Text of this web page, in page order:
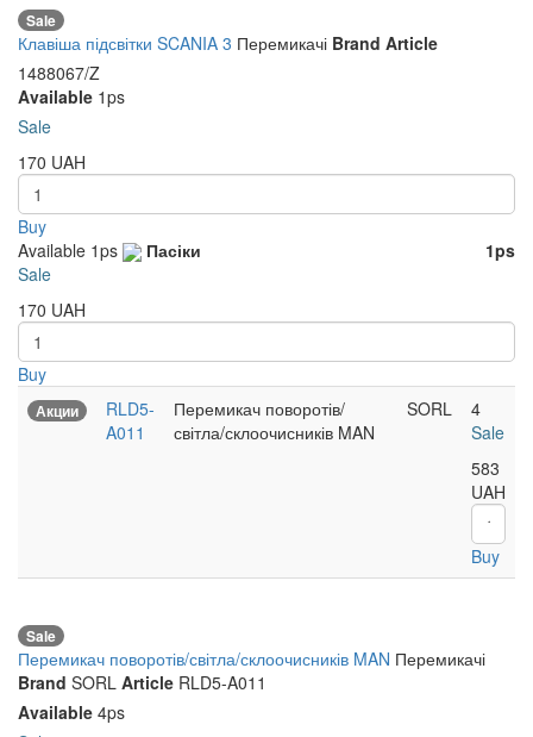
Sale
Клавіша підсвітки SCANIA 3 Перемикачі Brand Article
1488067/Z
Available 1ps
Sale
170 UAH
Buy
Available 1ps Пасіки
1ps
Sale
170 UAH
Buy
Акции
RLD5-
A011
Перемикач поворотів/
світла/склоочисників MAN
SORL
4
Sale
583
UAH
Buy
Sale
Перемикач поворотів/світла/склоочисників MAN Перемикачі
Brand SORL Article RLD5-A011
Available 4ps